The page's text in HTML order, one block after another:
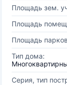
Площадь зем.
Площадь
Площадь
Тип дома:
Серия, тип